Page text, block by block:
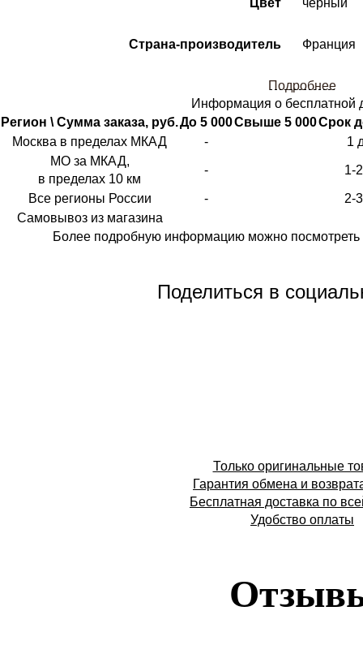
Страна-производитель Франция
Подробнее
Информация о бесплатной
Регион \ Сумма заказа, руб.До 5 000Свыше 5 000Срок
Москва в пределах МКАД
-
1
МО за МКАД,
в пределах 10 км
- 1-
Все регионы России -
2-
Самовывоз из магазина
Более подробную информацию можно посмотреть
Поделиться в
Только оригинальные
Гарантия обмена и
Бесплатная доставка по
Удобство оплаты